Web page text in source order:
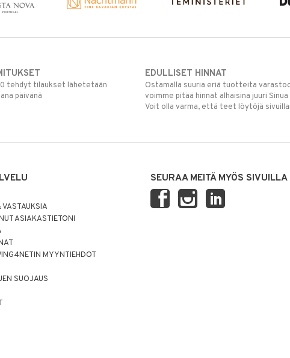
tehdyt tilaukset lähetetään
päivänä
EDULLISET HINNAT
Ostamalla suuria eriä tuotteita
voimme pitää hinnat alhaisina juuri
Voit olla varma, että teet löytöjä
ASIAKASTIETONI
MYYNTIEHDOT
SUOJAUS
SEURAA MEITÄ MYÖS SIVUILLA